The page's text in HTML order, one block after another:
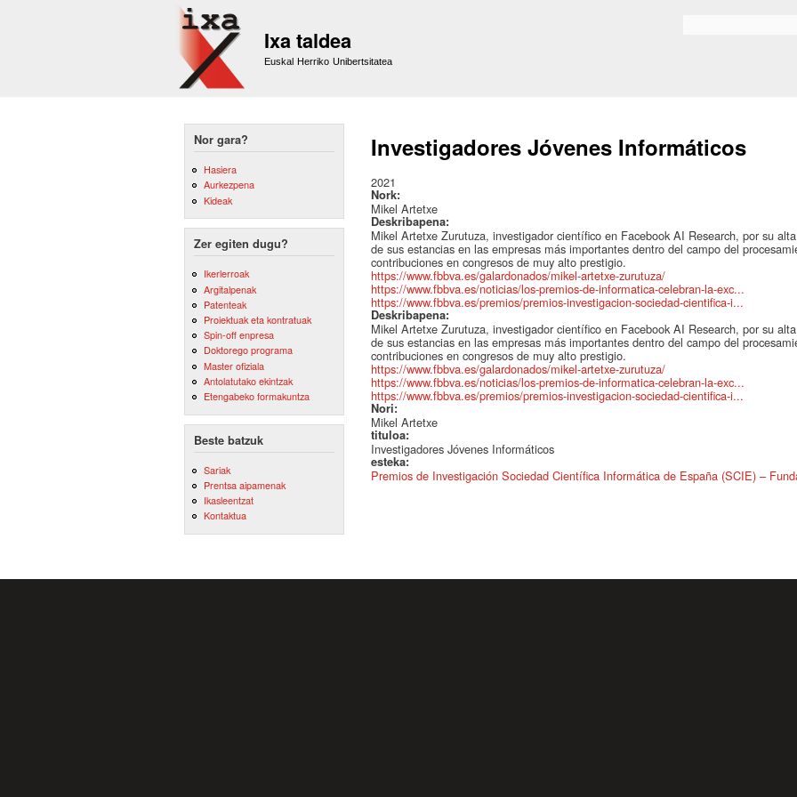
Ixa taldea
Euskal Herriko Unibertsitatea
Nor gara?
Hasiera
Aurkezpena
Kideak
Zer egiten dugu?
Ikerlerroak
Argitalpenak
Patenteak
Proiektuak eta kontratuak
Spin-off enpresa
Doktorego programa
Master ofiziala
Antolatutako ekintzak
Etengabeko formakuntza
Beste batzuk
Sariak
Prentsa aipamenak
Ikasleentzat
Kontaktua
Investigadores Jóvenes Informáticos
2021
Nork:
Mikel Artetxe
Deskribapena:
Mikel Artetxe Zurutuza, investigador científico en Facebook AI Research, por su
de sus estancias en las empresas más importantes dentro del campo del
contribuciones en congresos de muy alto prestigio.
https://www.fbbva.es/galardonados/mikel-artetxe-zurutuza/
https://www.fbbva.es/noticias/los-premios-de-informatica-celebran-la-exc...
https://www.fbbva.es/premios/premios-investigacion-sociedad-cientifica-i...
Deskribapena:
Mikel Artetxe Zurutuza, investigador científico en Facebook AI Research, por su
de sus estancias en las empresas más importantes dentro del campo del
contribuciones en congresos de muy alto prestigio.
https://www.fbbva.es/galardonados/mikel-artetxe-zurutuza/
https://www.fbbva.es/noticias/los-premios-de-informatica-celebran-la-exc...
https://www.fbbva.es/premios/premios-investigacion-sociedad-cientifica-i...
Nori:
Mikel Artetxe
tituloa:
Investigadores Jóvenes Informáticos
esteka:
Premios de Investigación Sociedad Científica Informática de España (SCIE) –